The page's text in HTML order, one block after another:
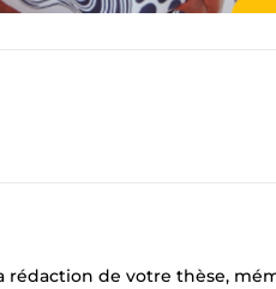
rédaction de votre thèse,